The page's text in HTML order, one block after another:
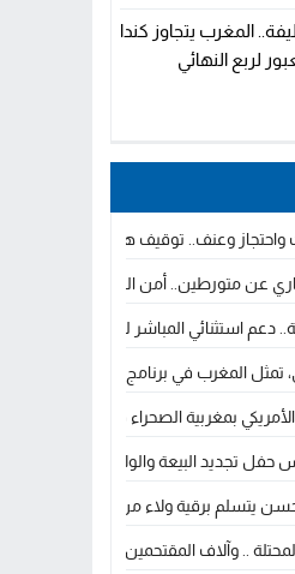
المغرب يتجاوز كندا
لربع النهائي
وعنف.. توقيف هولندي بوجدة ملاحق
عن متورطين.. أمن الجديدة يفك خيوط
دعم استثنائي المباشر لمهنيي النقل
تمثل المغرب في برنامج مدرب ركوب
بمغربية الصحراء في برقية إلى الملك
حفل تجديد البيعة والولاء في قصر
يتسلم برقية ولاء من القوات المسلحة